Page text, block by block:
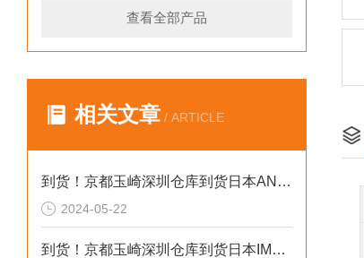
查看全部产品
相关文章 / ARTICLE
到货！京都玉崎深圳仓库到货日本AND 电子秤HV-60KCEP
2024-05-22
到货！京都玉崎深圳仓库到货日本IMADA 推拉力计 DST-20N